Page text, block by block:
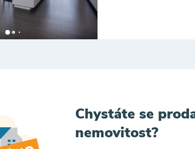
Chystáte se
nemovitost?